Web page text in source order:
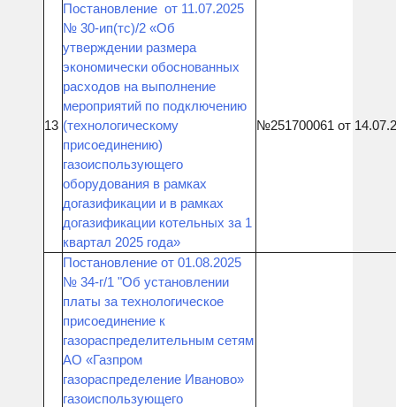
13
Постановление от 11.07.2025
№ 30-ип(тс)/2 «Об
утверждении размера
экономически обоснованных
расходов на выполнение
мероприятий по подключению
(технологическому
присоединению)
газоиспользующего
оборудования в рамках
догазификации и в рамках
догазификации котельных за 1
квартал 2025 года»
№251700061 от
Постановление от 01.08.2025
№ 34-г/1 "Об установлении
платы за технологическое
присоединение к
газораспределительным сетям
АО «Газпром
газораспределение Иваново»
газоиспользующего